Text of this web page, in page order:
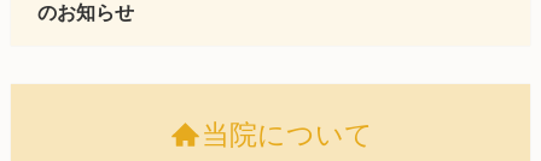
のお知らせ
当院について